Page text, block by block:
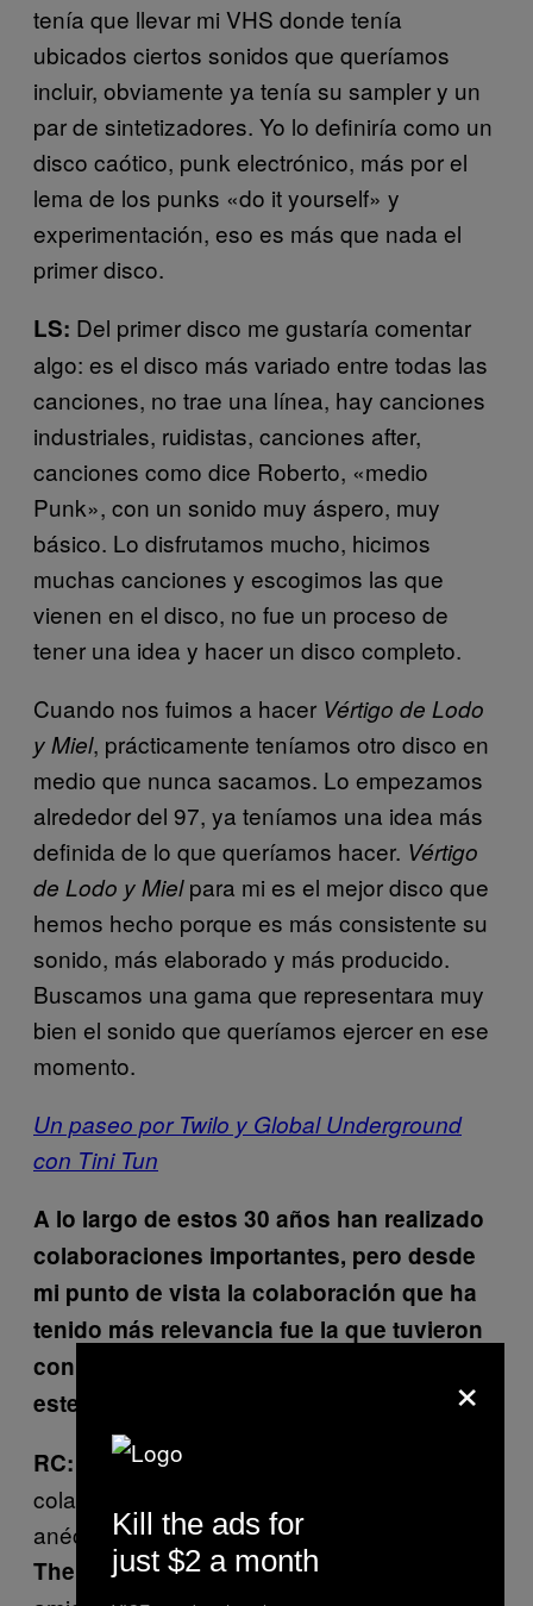
tenía que llevar mi VHS donde tenía
ubicados ciertos sonidos que queríamos
incluir, obviamente ya tenía su sampler y un
par de sintetizadores. Yo lo definiría como un
disco caótico, punk electrónico, más por el
lema de los punks «do it yourself» y
experimentación, eso es más que nada el
primer disco.
LS: Del primer disco me gustaría comentar
algo: es el disco más variado entre todas las
canciones, no trae una línea, hay canciones
industriales, ruidistas, canciones after,
canciones como dice Roberto, «medio
Punk», con un sonido muy áspero, muy
básico. Lo disfrutamos mucho, hicimos
muchas canciones y escogimos las que
vienen en el disco, no fue un proceso de
tener una idea y hacer un disco completo.
Cuando nos fuimos a hacer Vértigo de Lodo
y Miel, prácticamente teníamos otro disco en
medio que nunca sacamos. Lo empezamos
alrededor del 97, ya teníamos una idea más
definida de lo que queríamos hacer. Vértigo
de Lodo y Mielpara mi es el mejor disco que
hemos hecho porque es más consistente su
sonido, más elaborado y más producido.
Buscamos una gama que representara muy
bien el sonido que queríamos ejercer en ese
momento.
Un paseo por Twilo y Global Underground
con Tini Tun
A lo largo de estos 30 años han realizado
colaboraciones importantes, pero desde
mi punto de vista la colaboración que ha
tenido más relevancia fue la que tuvieron
con el grupo inglés Coil ¿Cómo se logra
este acercamiento?
RC: A nivel personal creo que es la
colaboración que más nos ha impactado. La
anécdota es bien curiosa: nos fuimos a ver a
The Orb, nos juntábamos un grupo de
×
Kill the ads for
just $2 a month